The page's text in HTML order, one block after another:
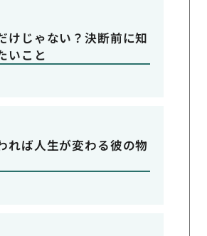
けじゃない？決断前に知
いこと
れば人生が変わる彼の物